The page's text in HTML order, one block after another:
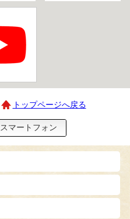
トップページへ戻る
スマートフォン